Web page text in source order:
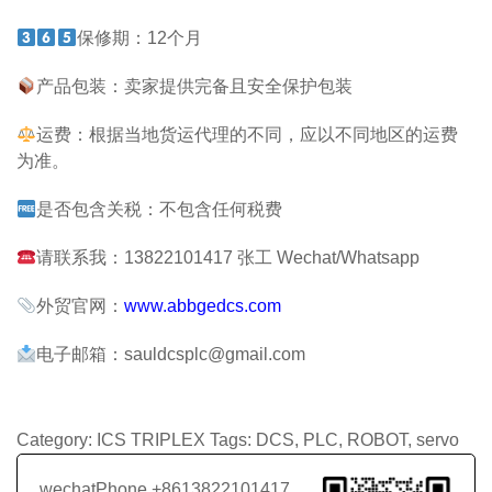
保修期：12个月
产品包装：卖家提供完备且安全保护包装
运费：根据当地货运代理的不同，应以不同地区的运费
为准。
是否包含关税：不包含任何税费
请联系我：13822101417 张工 Wechat/Whatsapp
外贸官网：www.abbgedcs.com
电子邮箱：sauldcsplc@gmail.com
Category: ICS TRIPLEX Tags: DCS, PLC, ROBOT, servo